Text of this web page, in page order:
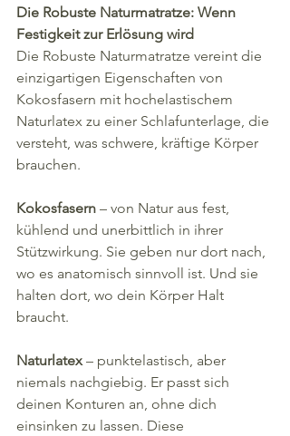
Die Robuste Naturmatratze: Wenn
Festigkeit zur Erlösung wird
Die Robuste Naturmatratze vereint die
einzigartigen Eigenschaften von
Kokosfasern mit hochelastischem
Naturlatex zu einer Schlafunterlage, die
versteht, was schwere, kräftige Körper
brauchen.
Kokosfasern – von Natur aus fest,
kühlend und unerbittlich in ihrer
Stützwirkung. Sie geben nur dort nach,
wo es anatomisch sinnvoll ist. Und sie
halten dort, wo dein Körper Halt
braucht.
Naturlatex – punktelastisch, aber
niemals nachgiebig. Er passt sich
deinen Konturen an, ohne dich
einsinken zu lassen. Diese